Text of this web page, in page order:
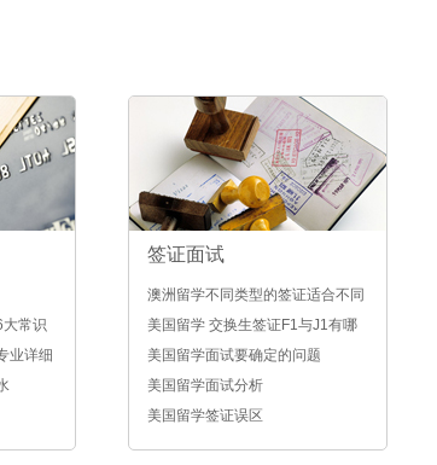
常识
业详细
签证面试
澳洲留学不同类型的签证适合不同
学历
美国留学 交换生签证F1与J1有哪
些区别
美国留学面试要确定的问题
美国留学面试分析
美国留学签证误区